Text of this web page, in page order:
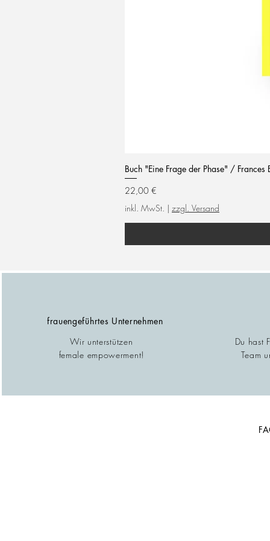
Buch "Eine Frage der Phase" / Frances
Preis
22,00 €
inkl. MwSt. | zzgl. Versand
frauengeführtes Unternehmen
Wir unterstützen
female empowerment!
Du hast
Team